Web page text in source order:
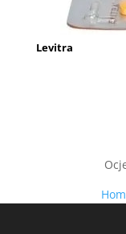
Levitra